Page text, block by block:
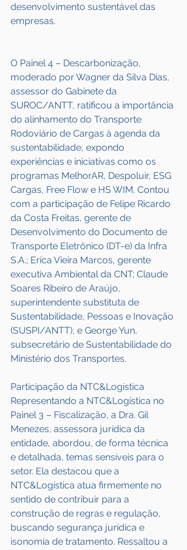
desenvolvimento sustentável das
empresas.
O Painel 4 – Descarbonização,
moderado por Wagner da Silva Dias,
assessor do Gabinete da
SUROC/ANTT, ratificou a importância
do alinhamento do Transporte
Rodoviário de Cargas à agenda da
sustentabilidade, expondo
experiências e iniciativas como os
programas MelhorAR, Despoluir, ESG
Cargas, Free Flow e HS WIM. Contou
com a participação de Felipe Ricardo
da Costa Freitas, gerente de
Desenvolvimento do Documento de
Transporte Eletrônico (DT-e) da Infra
S.A.; Erica Vieira Marcos, gerente
executiva Ambiental da CNT; Claude
Soares Ribeiro de Araújo,
superintendente substituta de
Sustentabilidade, Pessoas e Inovação
(SUSPI/ANTT), e George Yun,
subsecretário de Sustentabilidade do
Ministério dos Transportes.
Participação da NTC&Logística
Representando a NTC&Logística no
Painel 3 – Fiscalização, a Dra. Gil
Menezes, assessora jurídica da
entidade, abordou, de forma técnica
e detalhada, temas sensíveis para o
setor. Ela destacou que a
NTC&Logística atua firmemente no
sentido de contribuir para a
construção de regras e regulação,
buscando segurança jurídica e
isonomia de tratamento. Ressaltou a